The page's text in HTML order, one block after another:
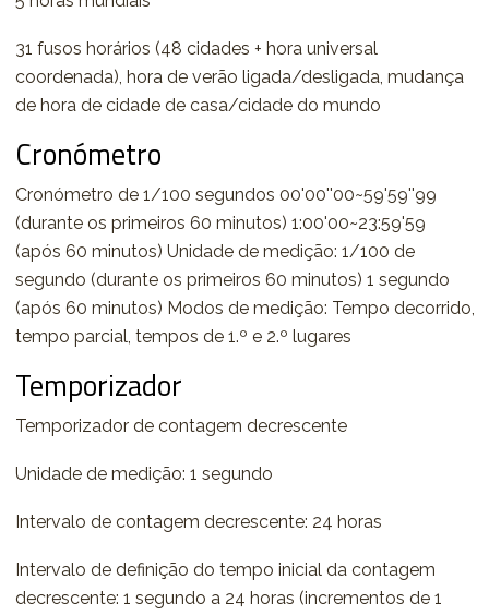
31 fusos horários (48 cidades + hora universal
coordenada), hora de verão ligada/desligada, mudança
de hora de cidade de casa/cidade do mundo
Cronómetro
Cronómetro de 1/100 segundos 00'00''00~59'59''99
(durante os primeiros 60 minutos) 1:00'00~23:59'59
(após 60 minutos) Unidade de medição: 1/100 de
segundo (durante os primeiros 60 minutos) 1 segundo
(após 60 minutos) Modos de medição: Tempo decorrido,
tempo parcial, tempos de 1.º e 2.º lugares
Temporizador
Temporizador de contagem decrescente
Unidade de medição: 1 segundo
Intervalo de contagem decrescente: 24 horas
Intervalo de definição do tempo inicial da contagem
decrescente: 1 segundo a 24 horas (incrementos de 1